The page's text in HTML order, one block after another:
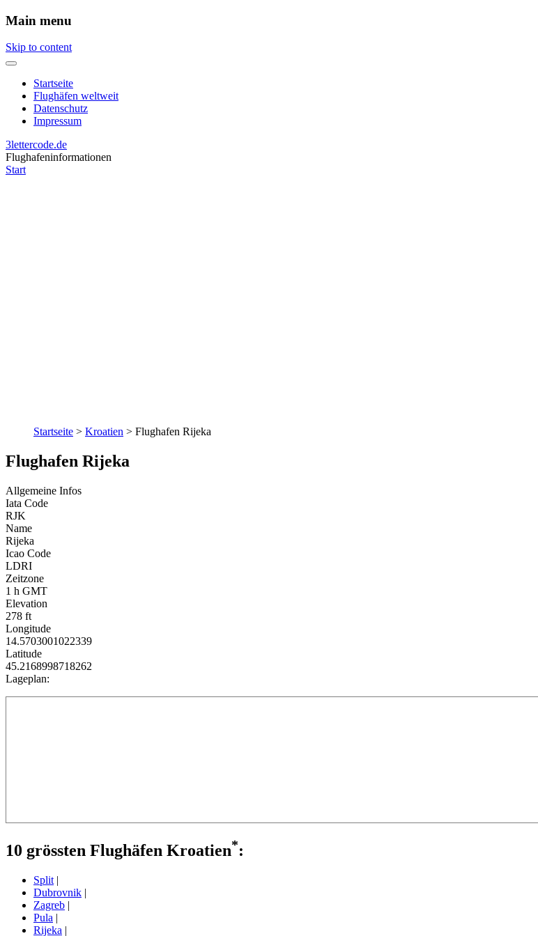
Main menu
Skip to content
Startseite
Flughäfen weltweit
Datenschutz
Impressum
3lettercode.de
Flughafeninformationen
Start
Startseite > Kroatien > Flughafen Rijeka
Flughafen Rijeka
Allgemeine Infos
Iata Code
RJK
Name
Rijeka
Icao Code
LDRI
Zeitzone
1 h GMT
Elevation
278 ft
Longitude
14.5703001022339
Latitude
45.2168998718262
Lageplan:
10 grössten Flughäfen Kroatien*:
Split |
Dubrovnik |
Zagreb |
Pula |
Rijeka |